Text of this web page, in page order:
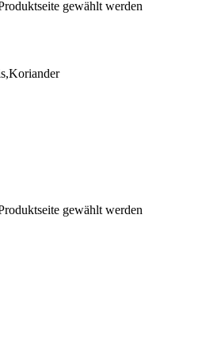
gewählt werden
gewählt werden